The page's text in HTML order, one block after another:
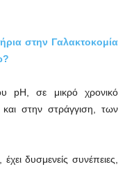
στην Γαλακτοκομία
pH, σε μικρό χρονικό
στην στράγγιση, των
δυσμενείς συνέπειες,